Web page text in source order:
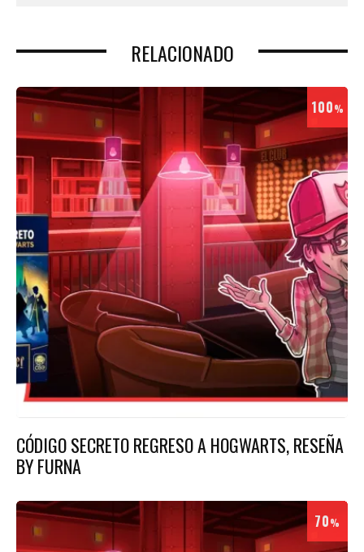
RELACIONADO
100%
CÓDIGO SECRETO REGRESO A HOGWARTS, RESEÑA
BY FURNA
70%